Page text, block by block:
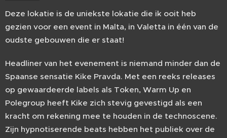
Deze lokatie is de uniekste lokatie die ik ooit heb
gezien voor een event in Malta, in Valetta in één van de
oudste gebouwen die er staat!
Headliner van het evenement is niemand minder dan de
Spaanse sensatie Kike Pravda. Met een reeks releases
op gewaardeerde labels als Token, Warm Up en
Polegroup heeft Kike zich stevig gevestigd als een
kracht om rekening mee te houden in de technoscene.
Zijn hypnotiserende beats hebben het publiek over de